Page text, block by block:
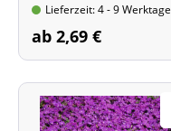
Sorte!
Lieferzeit: 4 - 9 Werktage
ab 2,69 €